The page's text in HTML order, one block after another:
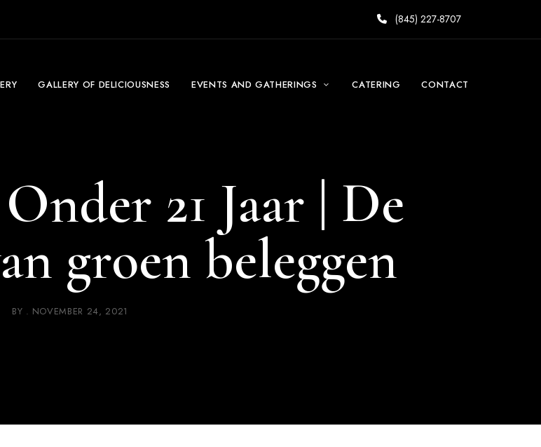
(845) 227-8707
GALLERY OF DELICIOUSNESS EVENTS AND GATHERINGS CATERING CONTACT
21 Jaar | De
groen beleggen
BY NOVEMBER 24, 2021